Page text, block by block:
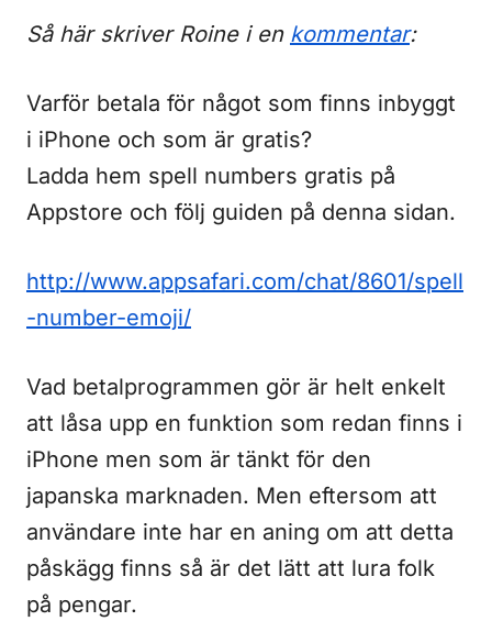
Så här skriver Roine i en kommentar:
Varför betala för något som finns inbyggt
i iPhone och som är gratis?
Ladda hem spell numbers gratis på
Appstore och följ guiden på denna sidan.
http://www.appsafari.com/chat/8601/spell
-number-emoji/
Vad betalprogrammen gör är helt enkelt
att låsa upp en funktion som redan finns i
iPhone men som är tänkt för den
japanska marknaden. Men eftersom att
användare inte har en aning om att detta
påskägg finns så är det lätt att lura folk
på pengar.